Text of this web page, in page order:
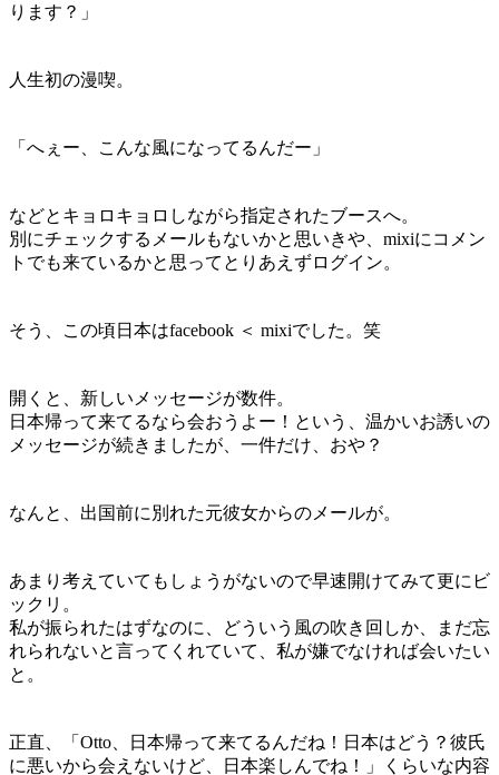
ります？」
人生初の漫喫。
「へぇー、こんな風になってるんだー」
などとキョロキョロしながら指定されたブースへ。
別にチェックするメールもないかと思いきや、mixiにコメン
トでも来ているかと思ってとりあえずログイン。
そう、この頃日本はfacebook ＜ mixiでした。笑
開くと、新しいメッセージが数件。
日本帰って来てるなら会おうよー！という、温かいお誘いの
メッセージが続きましたが、一件だけ、おや？
なんと、 出国前に別れた元彼女からのメールが。
あまり考えていてもしょうがないので早速開けてみて更にビ
ックリ。
私が振られたはずなのに、どういう風の吹き回しか、まだ忘
れられないと言ってくれていて、私が嫌でなければ会いたい
と。
正直、「Otto、日本帰って来てるんだね！日本はどう？彼氏
に悪いから会えないけど、日本楽しんでね！」くらいな内容